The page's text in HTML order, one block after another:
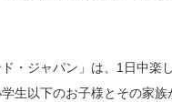
・ジャパン」は、1日中楽
生以下のお子様とその家